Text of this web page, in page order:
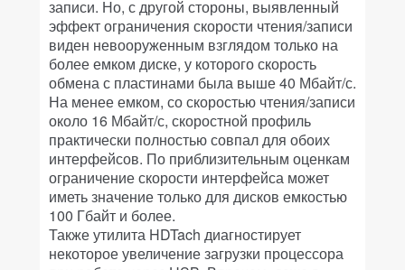
записи. Но, с другой стороны, выявленный
эффект ограничения скорости чтения/записи
виден невооруженным взглядом только на
более емком диске, у которого скорость
обмена с пластинами была выше 40 Мбайт/с.
На менее емком, со скоростью чтения/записи
около 16 Мбайт/с, скоростной профиль
практически полностью совпал для обоих
интерфейсов. По приблизительным оценкам
ограничение скорости интерфейса может
иметь значение только для дисков емкостью
100 Гбайт и более.
Также утилита HDTach диагностирует
некоторое увеличение загрузки процессора